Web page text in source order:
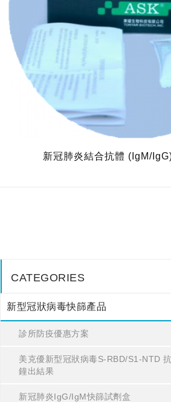
新冠肺炎結合抗體 (IgM/
CATEGORIES
新型冠狀病毒快篩產品
診所防疫優惠方案
美克優新型冠狀病毒S-RBD/S1-NTD
鐘出結果
新冠肺炎IgG/IgM快篩試劑盒